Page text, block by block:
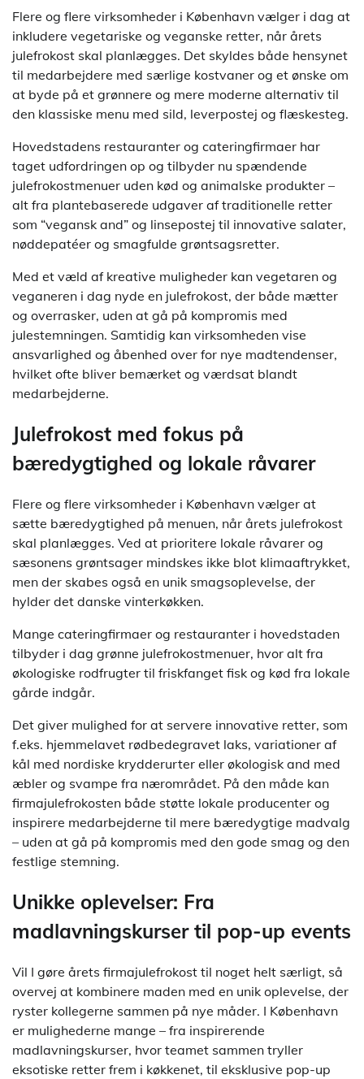
Flere og flere virksomheder i København vælger i dag at
inkludere vegetariske og veganske retter, når årets
julefrokost skal planlægges. Det skyldes både hensynet
til medarbejdere med særlige kostvaner og et ønske om
at byde på et grønnere og mere moderne alternativ til
den klassiske menu med sild, leverpostej og flæskesteg.
Hovedstadens restauranter og cateringfirmaer har
taget udfordringen op og tilbyder nu spændende
julefrokostmenuer uden kød og animalske produkter –
alt fra plantebaserede udgaver af traditionelle retter
som “vegansk and” og linsepostej til innovative salater,
nøddepatéer og smagfulde grøntsagsretter.
Med et væld af kreative muligheder kan vegetaren og
veganeren i dag nyde en julefrokost, der både mætter
og overrasker, uden at gå på kompromis med
julestemningen. Samtidig kan virksomheden vise
ansvarlighed og åbenhed over for nye madtendenser,
hvilket ofte bliver bemærket og værdsat blandt
medarbejderne.
Julefrokost med fokus på
bæredygtighed og lokale råvarer
Flere og flere virksomheder i København vælger at
sætte bæredygtighed på menuen, når årets julefrokost
skal planlægges. Ved at prioritere lokale råvarer og
sæsonens grøntsager mindskes ikke blot klimaaftrykket,
men der skabes også en unik smagsoplevelse, der
hylder det danske vinterkøkken.
Mange cateringfirmaer og restauranter i hovedstaden
tilbyder i dag grønne julefrokostmenuer, hvor alt fra
økologiske rodfrugter til friskfanget fisk og kød fra lokale
gårde indgår.
Det giver mulighed for at servere innovative retter, som
f.eks. hjemmelavet rødbedegravet laks, variationer af
kål med nordiske krydderurter eller økologisk and med
æbler og svampe fra nærområdet. På den måde kan
firmajulefrokosten både støtte lokale producenter og
inspirere medarbejderne til mere bæredygtige madvalg
– uden at gå på kompromis med den gode smag og den
festlige stemning.
Unikke oplevelser: Fra
madlavningskurser til pop-up events
Vil I gøre årets firmajulefrokost til noget helt særligt, så
overvej at kombinere maden med en unik oplevelse, der
ryster kollegerne sammen på nye måder. I København
er mulighederne mange – fra inspirerende
madlavningskurser, hvor teamet sammen tryller
eksotiske retter frem i køkkenet, til eksklusive pop-up